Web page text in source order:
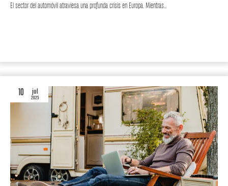
El sector del automóvil atraviesa una profunda crisis en Europa. Mientras…
10 jul
2025